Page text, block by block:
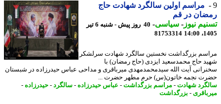
مراسم اولین سالگرد شهادت حاج
در قم
نیوز-سیاسی-
40 روز پیش - شنبه 6 تیر
81753314
بزرگداشت نخستین سالگرد شهادت سرلشکر
حاج محمدسعید ایزدی (حاج رمضان) با
آیت الله سیدمحمدمهدی میرباقری و مداحی عباس حیدرزاده در شبستان
نجمه خاتون(س) حرم مطهر حضرت ...
شهادت-مراسم بزرگداشت -عباس حیدرزاده - سالگرد-حیدرزاده -
- بزرگداشت